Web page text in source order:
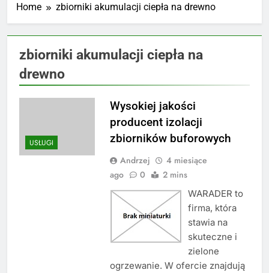
Home zbiorniki akumulacji ciepła na drewno
zbiorniki akumulacji ciepła na
drewno
USŁUGI
Wysokiej jakości
producent izolacji
zbiorników buforowych
Andrzej
4 miesiące
ago
0 2 mins
WARADER to
firma, która
stawia na
skuteczne i
zielone
ogrzewanie. W ofercie znajdują